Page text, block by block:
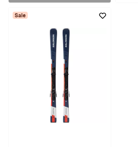
Sale